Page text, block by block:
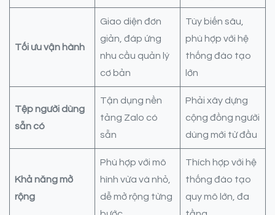
Tối ưu vận hành
Giao diện đơn
giản, đáp ứng
nhu cầu quản lý
cơ bản
Tùy biến sâu,
phù hợp với hệ
thống đào tạo
lớn
Tệp người dùng
sẵn có
Tận dụng nền
tảng Zalo có
sẵn
Phải xây dựng
cộng đồng người
dùng mới từ đầu
Khả năng mở
rộng
Phù hợp với mô
hình vừa và nhỏ,
dễ mở rộng từng
Thích hợp với hệ
thống đào tạo
quy mô lớn, đa